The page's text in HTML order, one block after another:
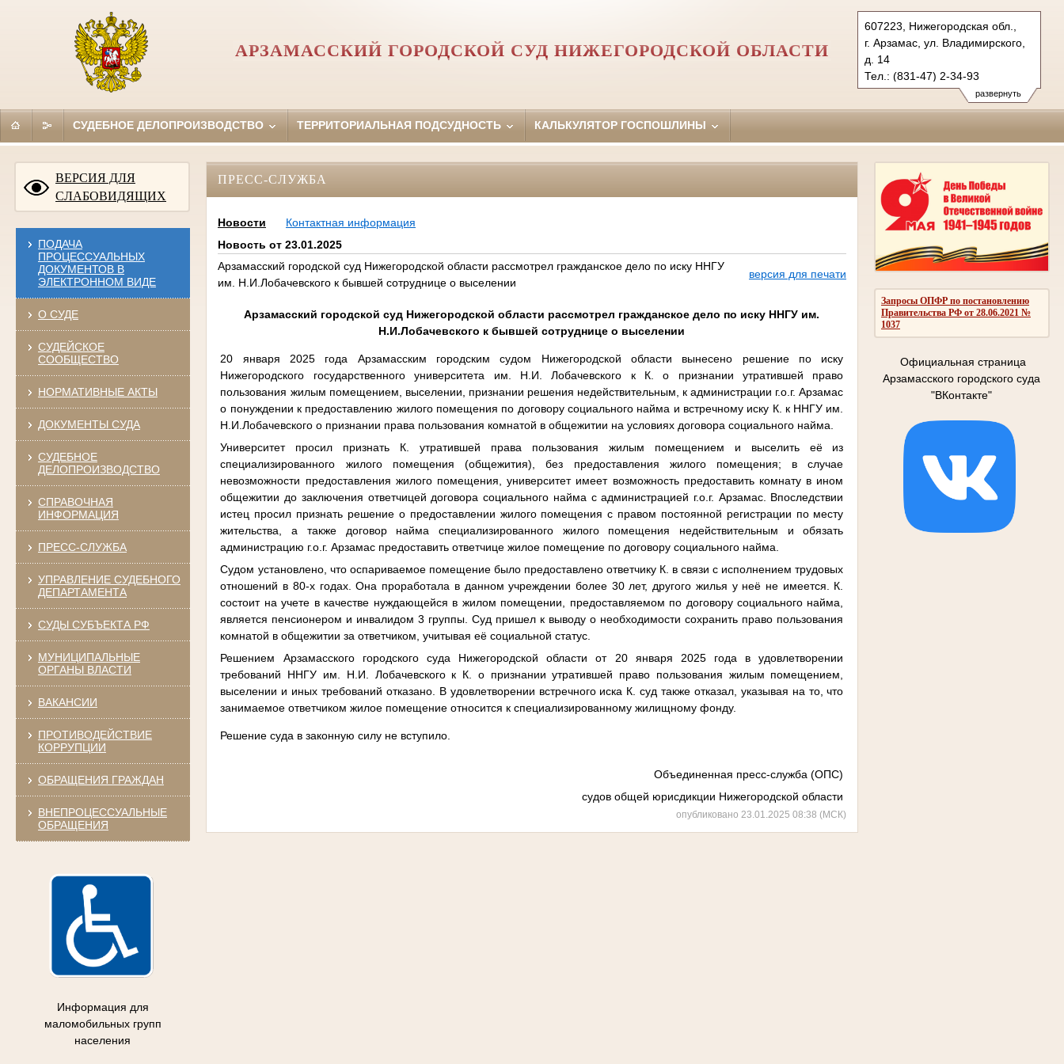
развернуть
607223, Нижегородская обл.,
г. Арзамас, ул. Владимирского,
д. 14
Тел.: (831-47) 2-34-93
arzamassky.nnov@sudrf.ru
АРЗАМАССКИЙ ГОРОДСКОЙ СУД НИЖЕГОРОДСКОЙ ОБЛАСТИ
СУДЕБНОЕ ДЕЛОПРОИЗВОДСТВО ТЕРРИТОРИАЛЬНАЯ ПОДСУДНОСТЬ КАЛЬКУЛЯТОР ГОСПОШЛИНЫ
ВЕРСИЯ ДЛЯ
СЛАБОВИДЯЩИХ
ПОДАЧА
ПРОЦЕССУАЛЬНЫХ
ДОКУМЕНТОВ В
ЭЛЕКТРОННОМ ВИДЕ
О СУДЕ
СУДЕЙСКОЕ
СООБЩЕСТВО
НОРМАТИВНЫЕ АКТЫ
ДОКУМЕНТЫ СУДА
СУДЕБНОЕ
ДЕЛОПРОИЗВОДСТВО
СПРАВОЧНАЯ
ИНФОРМАЦИЯ
ПРЕСС-СЛУЖБА
УПРАВЛЕНИЕ СУДЕБНОГО
ДЕПАРТАМЕНТА
СУДЫ СУБЪЕКТА РФ
МУНИЦИПАЛЬНЫЕ
ОРГАНЫ ВЛАСТИ
ВАКАНСИИ
ПРОТИВОДЕЙСТВИЕ
КОРРУПЦИИ
ОБРАЩЕНИЯ ГРАЖДАН
ВНЕПРОЦЕССУАЛЬНЫЕ
ОБРАЩЕНИЯ
Информация для
маломобильных групп
населения
Запросы ОПФР по постановлению
Правительства РФ от 28.06.2021 №
1037
Официальная страница
Арзамасского городского суда
"ВКонтакте"
ПРЕСС-СЛУЖБА
Новости
Контактная информация
Новость от 23.01.2025
Арзамасский городской суд Нижегородской области рассмотрел гражданское дело по иску ННГУ
им. Н.И.Лобачевского к бывшей сотруднице о выселении
версия для печати
Арзамасский городской суд Нижегородской области рассмотрел гражданское дело по иску ННГУ им.
Н.И.Лобачевского к бывшей сотруднице о выселении
20 января 2025 года Арзамасским городским судом Нижегородской области вынесено решение по иску
Нижегородского государственного университета им. Н.И. Лобачевского к К. о признании утратившей право
пользования жилым помещением, выселении, признании решения недействительным, к администрации г.о.г. Арзамас
о понуждении к предоставлению жилого помещения по договору социального найма и встречному иску К. к ННГУ им.
Н.И.Лобачевского о признании права пользования комнатой в общежитии на условиях договора социального найма.
Университет просил признать К. утратившей права пользования жилым помещением и выселить её из
специализированного жилого помещения (общежития), без предоставления жилого помещения; в случае
невозможности предоставления жилого помещения, университет имеет возможность предоставить комнату в ином
общежитии до заключения ответчицей договора социального найма с администрацией г.о.г. Арзамас. Впоследствии
истец просил признать решение о предоставлении жилого помещения с правом постоянной регистрации по месту
жительства, а также договор найма специализированного жилого помещения недействительным и обязать
администрацию г.о.г. Арзамас предоставить ответчице жилое помещение по договору социального найма.
Судом установлено, что оспариваемое помещение было предоставлено ответчику К. в связи с исполнением трудовых
отношений в 80-х годах. Она проработала в данном учреждении более 30 лет, другого жилья у неё не имеется. К.
состоит на учете в качестве нуждающейся в жилом помещении, предоставляемом по договору социального найма,
является пенсионером и инвалидом 3 группы. Суд пришел к выводу о необходимости сохранить право пользования
комнатой в общежитии за ответчиком, учитывая её социальной статус.
Решением Арзамасского городского суда Нижегородской области от 20 января 2025 года в удовлетворении
требований ННГУ им. Н.И. Лобачевского к К. о признании утратившей право пользования жилым помещением,
выселении и иных требований отказано. В удовлетворении встречного иска К. суд также отказал, указывая на то, что
занимаемое ответчиком жилое помещение относится к специализированному жилищному фонду.
Решение суда в законную силу не вступило.
Объединенная пресс-служба (ОПС)
судов общей юрисдикции Нижегородской области
опубликовано 23.01.2025 08:38 (МСК)